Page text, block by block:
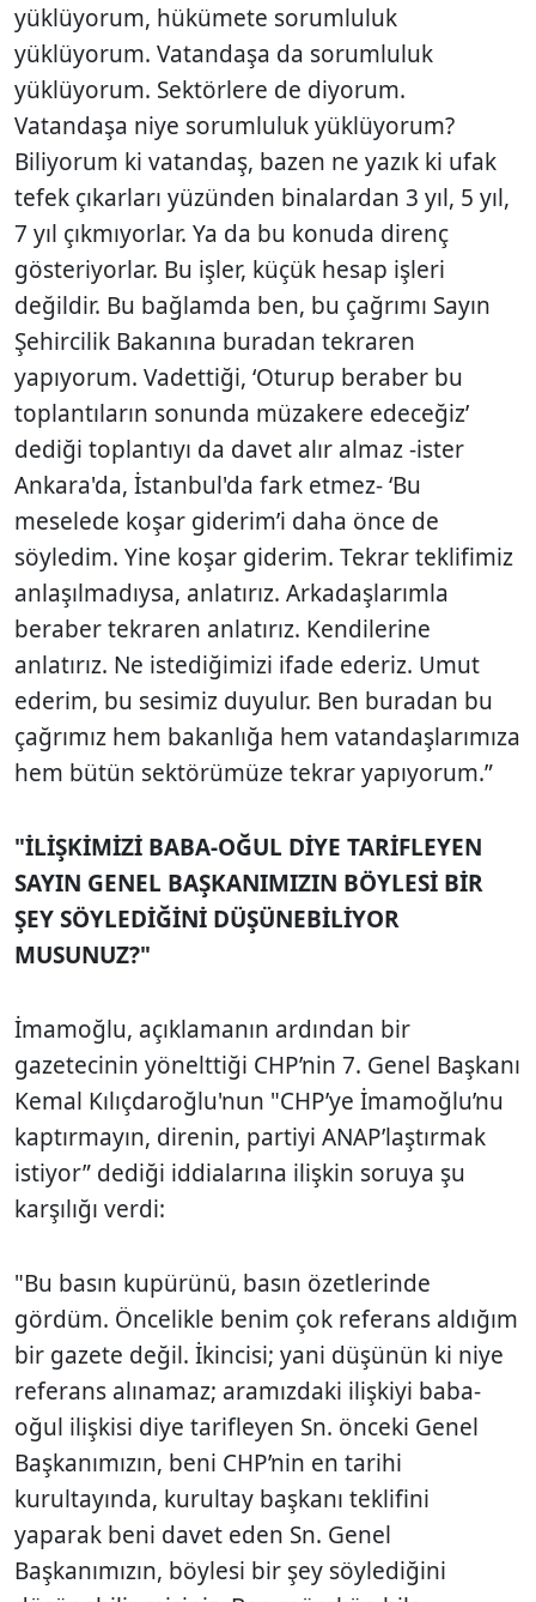
yüklüyorum, hükümete sorumluluk
yüklüyorum. Vatandaşa da sorumluluk
yüklüyorum. Sektörlere de diyorum.
Vatandaşa niye sorumluluk yüklüyorum?
Biliyorum ki vatandaş, bazen ne yazık ki ufak
tefek çıkarları yüzünden binalardan 3 yıl, 5 yıl,
7 yıl çıkmıyorlar. Ya da bu konuda direnç
gösteriyorlar. Bu işler, küçük hesap işleri
değildir. Bu bağlamda ben, bu çağrımı Sayın
Şehircilik Bakanına buradan tekraren
yapıyorum. Vadettiği, ‘Oturup beraber bu
toplantıların sonunda müzakere edeceğiz’
dediği toplantıyı da davet alır almaz -ister
Ankara'da, İstanbul'da fark etmez- ‘Bu
meselede koşar giderim’i daha önce de
söyledim. Yine koşar giderim. Tekrar teklifimiz
anlaşılmadıysa, anlatırız. Arkadaşlarımla
beraber tekraren anlatırız. Kendilerine
anlatırız. Ne istediğimizi ifade ederiz. Umut
ederim, bu sesimiz duyulur. Ben buradan bu
çağrımız hem bakanlığa hem vatandaşlarımıza
hem bütün sektörümüze tekrar yapıyorum.”
"İLİŞKİMİZİ BABA-OĞUL DİYE TARİFLEYEN
SAYIN GENEL BAŞKANIMIZIN BÖYLESİ BİR
ŞEY SÖYLEDİĞİNİ DÜŞÜNEBİLİYOR
MUSUNUZ?"
İmamoğlu, açıklamanın ardından bir
gazetecinin yönelttiği CHP’nin 7. Genel Başkanı
Kemal Kılıçdaroğlu'nun "CHP’ye İmamoğlu’nu
kaptırmayın, direnin, partiyi ANAP’laştırmak
istiyor” dediği iddialarına ilişkin soruya şu
karşılığı verdi:
"Bu basın kupürünü, basın özetlerinde
gördüm. Öncelikle benim çok referans aldığım
bir gazete değil. İkincisi; yani düşünün ki niye
referans alınamaz; aramızdaki ilişkiyi baba-
oğul ilişkisi diye tarifleyen Sn. önceki Genel
Başkanımızın, beni CHP’nin en tarihi
kurultayında, kurultay başkanı teklifini
yaparak beni davet eden Sn. Genel
Başkanımızın, böylesi bir şey söylediğini